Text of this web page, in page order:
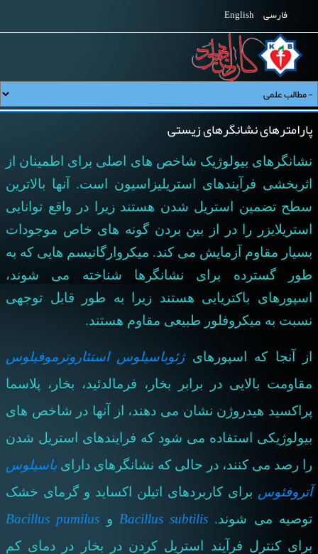
فارسی English
پارامترهای نشانگرهای زیستی
نشانگرهای بیولوژیک شاخص های اصلی برای اطمینان از
اثربخشی فرآیندهای استریلیزاسیون است. آنها بالاترین
سطح تضمین استریل شدن هستند زیرا در واقع توانایی
استریلایزر را در از بین بردن گونه های خاص موجودات
بسیار مقاوم آزمایش می کند. میکروارگانیسم هایی که به
طور گسترده برای نشانگرها شناخته می شوند،
اسپورهای باکتریایی هستند زیرا به طور قابل توجهی
نسبت به میکروفلور طبیعی مقاوم هستند.
از آنجا که اسپورهای ژئوباسیلوس استئاروترموفیلوس
مقاومت بالایی در برابر بخار، فرمالدئید، بخار، پلاسما
پراکسید هیدروژن نشان می دهند، از آنها در شاخص های
بیولوژیکی استفاده می شود که فرایندهای استریل شدن
را رصد می کنند، در حالی که نشانگرهای دارای باسیلوس
آتروفئوسبرای کاربردهای اتیلن اکساید و گرمای خشک
توصیه می شوند. Bacillus subtilisو Bacillus pumilus
برای کنترل فرآیند استریل کردن در بخار در دمای کم